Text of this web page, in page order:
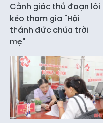
Cảnh giác thủ đoạn lôi
kéo tham gia "Hội
thánh đức chúa trời
mẹ"